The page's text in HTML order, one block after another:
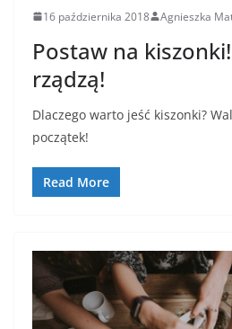
16 października 2018 Agnieszka
Postaw na
rządzą!
Dlaczego warto jeść kiszonki?
początek!
Read More